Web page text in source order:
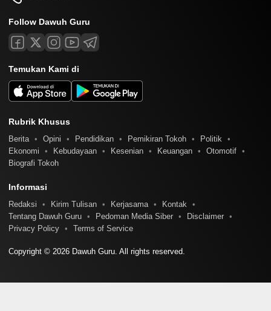
Follow Dawuh Guru
Temukan Kami di
Rubrik Khusus
Berita Opini Pendidikan Pemikiran Tokoh
Politik
Ekonomi
Kebudayaan Kesenian Keuangan
Otomotif
Biografi Tokoh
Informasi
Redaksi Kirim Tulisan Kerjasama
Kontak
Tentang Dawuh Guru
Pedoman Media Siber
Disclaimer
Privacy Policy
Terms of Service
Copyright © 2026 Dawuh Guru. All rights reserved.